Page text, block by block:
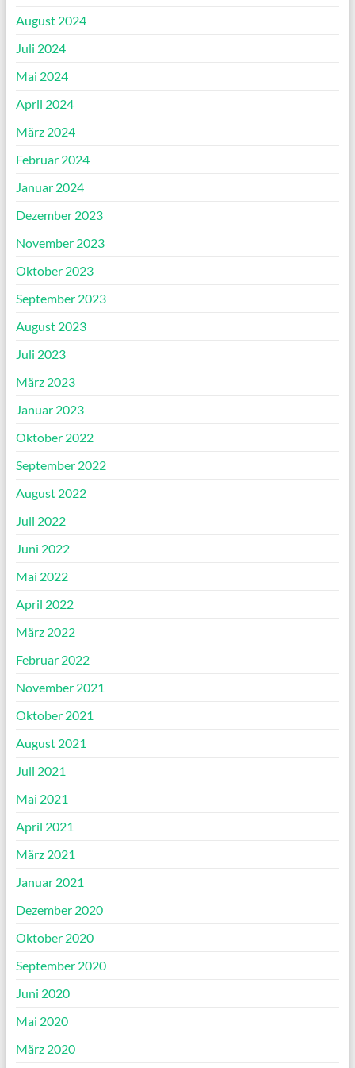
August 2024
Juli 2024
Mai 2024
April 2024
März 2024
Februar 2024
Januar 2024
Dezember 2023
November 2023
Oktober 2023
September 2023
August 2023
Juli 2023
März 2023
Januar 2023
Oktober 2022
September 2022
August 2022
Juli 2022
Juni 2022
Mai 2022
April 2022
März 2022
Februar 2022
November 2021
Oktober 2021
August 2021
Juli 2021
Mai 2021
April 2021
März 2021
Januar 2021
Dezember 2020
Oktober 2020
September 2020
Juni 2020
Mai 2020
März 2020